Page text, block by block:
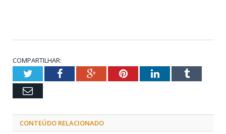
COMPARTILHAR:
TwitterFacebookGoogle+PinterestLinkedInTumblr
Email
CONTEÚDO RELACIONADO